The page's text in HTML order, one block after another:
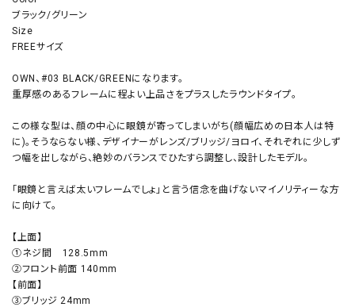
ブラック/グリーン
Size
FREEサイズ
OWN、#03 BLACK/GREENになります。
重厚感のあるフレームに程よい上品さをプラスしたラウンドタイプ。
この様な型は、顔の中心に眼鏡が寄ってしまいがち(顔幅広めの日本人は特
に)。そうならない様、デザイナーがレンズ/ブリッジ/ヨロイ、それぞれに少しず
つ幅を出しながら、絶妙のバランスでひたすら調整し、設計したモデル。
「眼鏡と言えば太いフレームでしょ」と言う信念を曲げないマイノリティーな方
に向けて。
【上面】
①ネジ間 128.5mm
②フロント前面 140mm
【前面】
③ブリッジ 24mm